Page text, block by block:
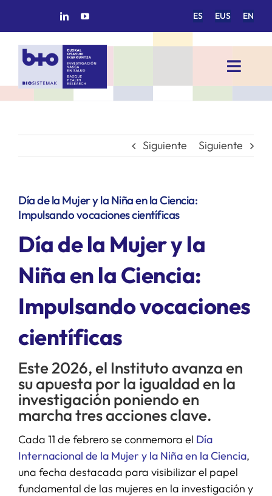
ES EUS EN
Toggle
INICIO
GRUPOS DE INVESTIGACIÓN
SERVICIOS
APOYO I+D+I
NOTICIAS
Siguiente Siguiente
Día de la Mujer y la Niña en la Ciencia:
Impulsando vocaciones científicas
Día de la Mujer y la
Niña en la Ciencia:
Impulsando vocaciones
científicas
Este 2026, el Instituto avanza en
su apuesta por la igualdad en la
investigación poniendo en
marcha tres acciones clave.
Cada 11 de febrero se conmemora el Día
Internacional de la Mujer y la Niña en la Ciencia,
una fecha destacada para visibilizar el papel
fundamental de las mujeres en la investigación y